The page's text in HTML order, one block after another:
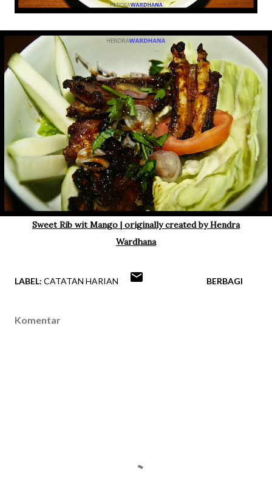
Sweet Rib wit Mango | originally created by Hendra
Wardhana
LABEL: CATATAN HARIAN BERBAGI
Komentar